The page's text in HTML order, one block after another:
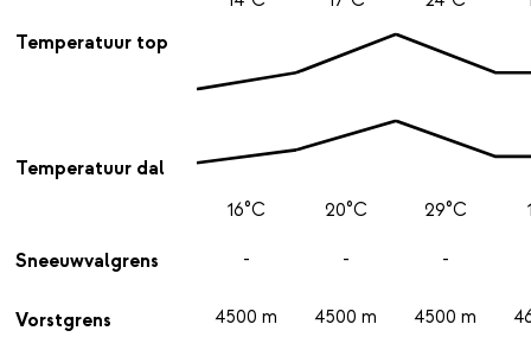
Temperatuur top
Temperatuur dal
Sneeuwvalgrens
Vorstgrens
16°C
-
4500 m
20°C
-
4500 m
29°C
-
4500 m